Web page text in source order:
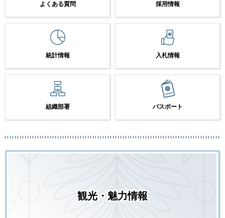
よくある質問 採用情報
統計情報 入札情報
組織部署 パスポート
観光・魅力情報